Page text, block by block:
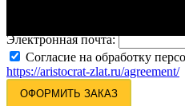
Электронная почта:
Согласие на обработку
https://aristocrat-zlat.ru/agreement/
ОФОРМИТЬ ЗАКАЗ